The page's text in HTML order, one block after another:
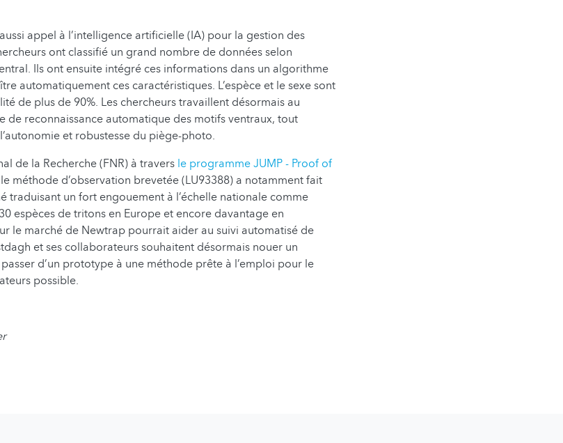
appel à l’intelligence artificielle (IA) pour la gestion des
ont classifié un grand nombre de données selon
Ils ont ensuite intégré ces informations dans un algorithme
automatiquement ces caractéristiques. L’espèce et le sexe sont
de plus de 90%. Les chercheurs travaillent désormais au
de reconnaissance automatique des motifs ventraux, tout
et robustesse du piège-photo.
de la Recherche (FNR) à travers le programme JUMP - Proof of
méthode d’observation brevetée (LU93388) a notamment fait
traduisant un fort engouement à l’échelle nationale comme
espèces de tritons en Europe et encore davantage en
le marché de Newtrap pourrait aider au suivi automatisé de
et ses collaborateurs souhaitent désormais nouer un
d’un prototype à une méthode prête à l’emploi pour le
possible.